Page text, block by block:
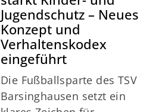
Jugendschutz – Neues
Konzept und
Verhaltenskodex
eingeführt
Die Fußballsparte des TSV
Barsinghausen setzt ein